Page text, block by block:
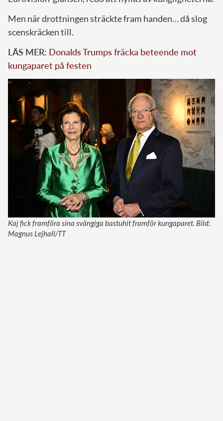
Men när drottningen sträckte fram handen… då slog
scenskräcken till.
LÄS MER: Donalds Trumps fräcka beteende mot
kungaparet på festen
Kaj fick framföra sina svängiga bastuhit framför kungaparet. Bild:
Magnus Lejhall/TT